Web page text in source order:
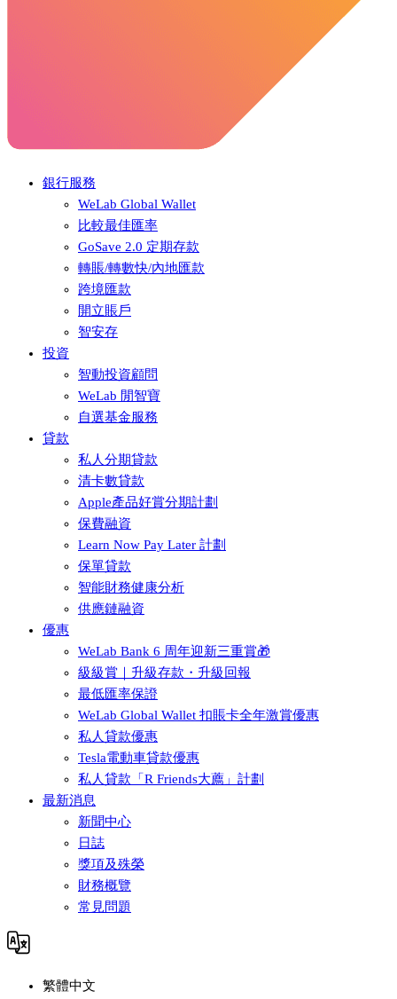
銀行服務
WeLab Global Wallet
比較最佳匯率
GoSave 2.0 定期存款
轉賬/轉數快/內地匯款
跨境匯款
開立賬戶
智安存
投資
智動投資顧問
WeLab 閒智寶
自選基金服務
貸款
私人分期貸款
清卡數貸款
Apple產品好賞分期計劃
保費融資
Learn Now Pay Later 計劃
保單貸款
智能財務健康分析
供應鏈融資
優惠
WeLab Bank 6 周年迎新三重賞🎁
級級賞｜升級存款・升級回報
最低匯率保證
WeLab Global Wallet 扣賬卡全年激賞優惠
私人貸款優惠
Tesla電動車貸款優惠
私人貸款「R Friends大薦」計劃
最新消息
新聞中心
日誌
獎項及殊榮
財務概覽
常見問題
繁體中文